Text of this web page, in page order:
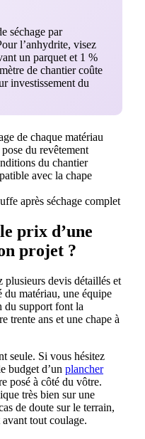
séchage par
l’anhydrite, visez
un parquet et 1 %
de chantier coûte
investissement du
de chaque matériau
du revêtement
du chantier
avec la chape
après séchage complet
prix d’une
projet ?
plusieurs devis détaillés et
du matériau, une équipe
du support font la
trente ans et une chape à
seule. Si vous hésitez
budget d’un plancher
posé à côté du vôtre.
très bien sur une
de doute sur le terrain,
tout coulage.